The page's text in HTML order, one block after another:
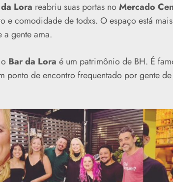
Lora reabriu suas portas noMercado
e comodidade de todxs. O espaço está
a gente ama.
Bar da Lora é um patrimônio de BH. É
ponto de encontro frequentado por gente